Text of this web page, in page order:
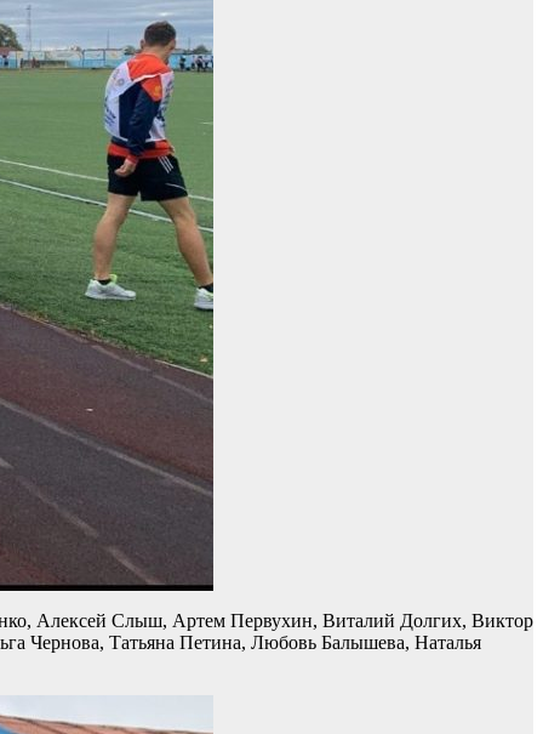
Алексей Слыш, Артем Первухин, Виталий Долгих, Виктор
Чернова, Татьяна Петина, Любовь Балышева, Наталья